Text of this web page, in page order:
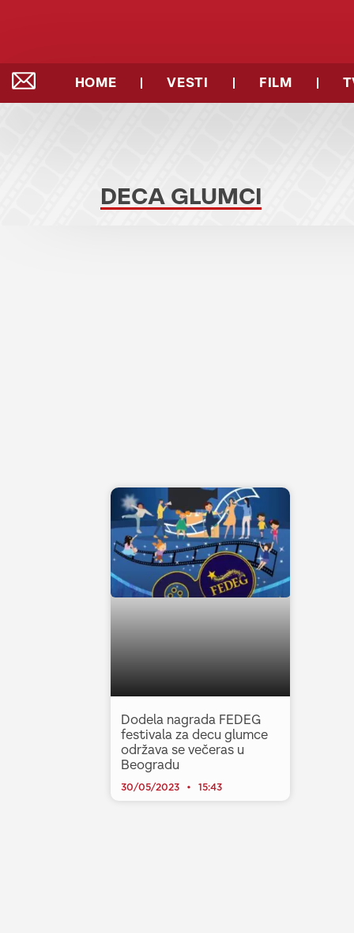
HOME VESTI FILM
DECA GLUMCI
Dodela nagrada FEDEG
festivala za decu glumce
održava se večeras u
Beogradu
30/05/2023 15:43